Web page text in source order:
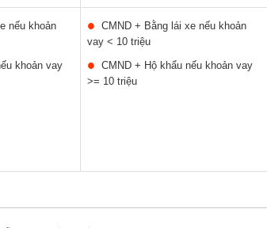
nếu khoản
khoản vay
CMND + Bằng lái xe nếu khoản
vay < 10 triệu
CMND + Hộ khẩu nếu khoản vay
>= 10 triệu